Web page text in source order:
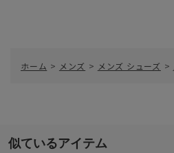
ホーム > メンズ > メンズ シューズ >